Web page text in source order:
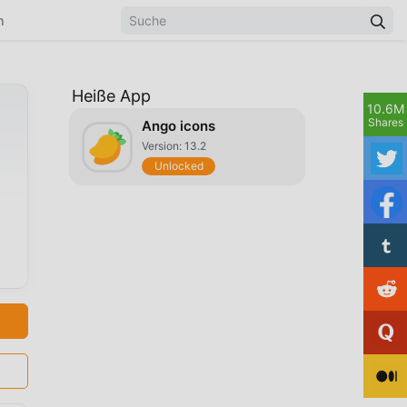
Heiße App
Ango icons
Version: 13.2
Unlocked
10.6M
Shares